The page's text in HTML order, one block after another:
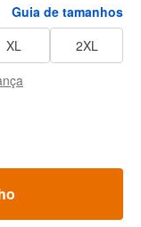
Guia de tamanhos
XL
2XL